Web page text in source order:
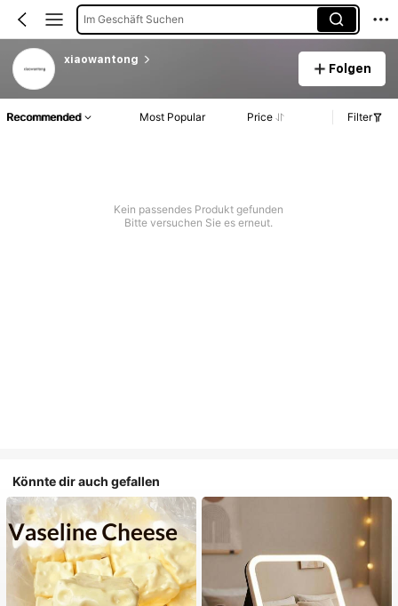
Im Geschäft Suchen
xiaowantong
Folgen
Recommended Most Popular Price Filter
Kein passendes Produkt gefunden
Bitte versuchen Sie es erneut.
Könnte dir auch gefallen